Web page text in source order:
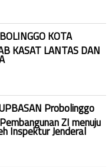
KOTA
KASAT LANTAS DAN
Probolinggo
ZI menuju
Inspektur Jenderal